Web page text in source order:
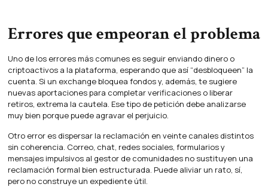
Errores que empeoran el problema
Uno de los errores más comunes es seguir enviando dinero o
criptoactivos a la plataforma, esperando que así “desbloqueen” la
cuenta. Si un exchange bloquea fondos y, además, te sugiere
nuevas aportaciones para completar verificaciones o liberar
retiros, extrema la cautela. Ese tipo de petición debe analizarse
muy bien porque puede agravar el perjuicio.
Otro error es dispersar la reclamación en veinte canales distintos
sin coherencia. Correo, chat, redes sociales, formularios y
mensajes impulsivos al gestor de comunidades no sustituyen una
reclamación formal bien estructurada. Puede aliviar un rato, sí,
pero no construye un expediente útil.